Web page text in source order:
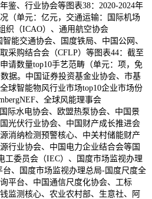
鉴、行业协会等图表38：2020-2024年
（单元：亿元，交通运输：国际机场
织（ICAO）、通用航空协会
智能交通协会、国度铁局、中国公网、
采购结合会（CFLP）等图表44：截至
请数量top10手艺范畴（单元：项，免
据。中国证券投资基金业协会、市基
球智能物风行业市场top10企业市场份
、全球风能理事会
际水电协会、欧盟热泵协会、中国景
光伏行业协会、中国财产成长推进会
消纳检测预警核心、中关村储能财产
行业协会、中国电力企业结合会等国
工委员会（IEC）、国度市场监视办理
、国度市场监视办理总局-国度尺度全
平台、中国通信尺度化协会、工标
监测核心、农业农村部、生意社、阿